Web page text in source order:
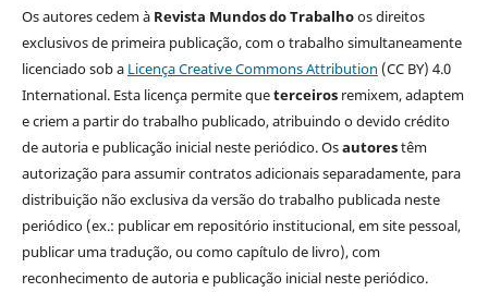
Os autores cedem à Revista Mundos do Trabalhoos direitos
exclusivos de primeira publicação, com o trabalho simultaneamente
licenciado sob a Licença Creative Commons Attribution (CC BY) 4.0
International. Esta licença permite queterceirosremixem, adaptem
e criem a partir do trabalho publicado, atribuindo o devido crédito
de autoria e publicação inicial neste periódico. Osautorestêm
autorização para assumir contratos adicionais separadamente, para
distribuição não exclusiva da versão do trabalho publicada neste
periódico (ex.: publicar em repositório institucional, em site pessoal,
publicar uma tradução, ou como capítulo de livro), com
reconhecimento de autoria e publicação inicial neste periódico.